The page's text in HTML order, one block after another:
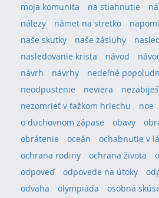
moja komunita
na stiahnutie
nálezy
námet na stretko
naše skutky
naše zásluhy
nasledovanie krista
návod
návrh
návrhy nedeľné
neodpustenie
neviera
nezomrieť v ťažkom hriechu
noe
o duchovnom zápase
obavy
obrátenie
oceán
ochabnutie v
ochrana rodiny
ochrana života
odpoveď
odpovede na útoky
odvaha
olympiáda
osobná